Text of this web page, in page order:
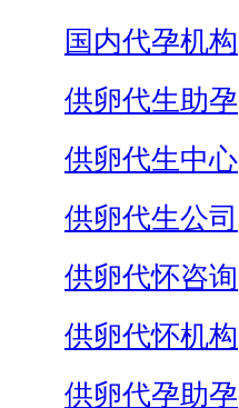
国内代孕机构
供卵代生助孕
供卵代生中心
供卵代生公司
供卵代怀咨询
供卵代怀机构
供卵代孕助孕